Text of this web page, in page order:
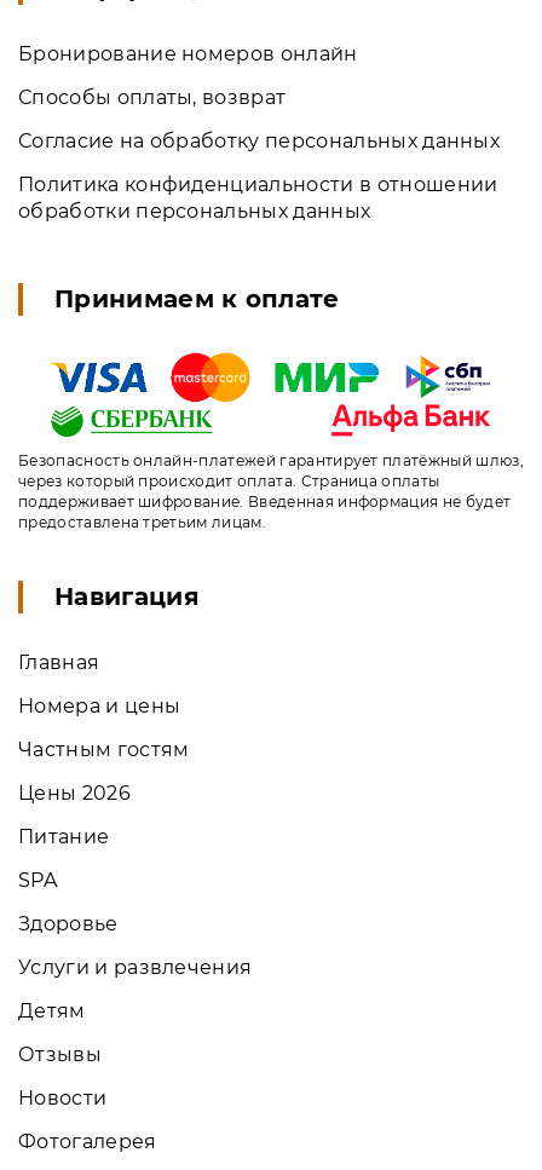
Бронирование номеров онлайн
Способы оплаты, возврат
Согласие на обработку персональных данных
Политика конфиденциальности в отношении
обработки персональных данных
Принимаем к оплате
Безопасность онлайн-платежей гарантирует платёжный шлюз,
через который происходит оплата. Страница оплаты
поддерживает шифрование. Введенная информация не будет
предоставлена третьим лицам.
Навигация
Главная
Номера и цены
Частным гостям
Цены 2026
Питание
SPA
Здоровье
Услуги и развлечения
Детям
Отзывы
Новости
Фотогалерея